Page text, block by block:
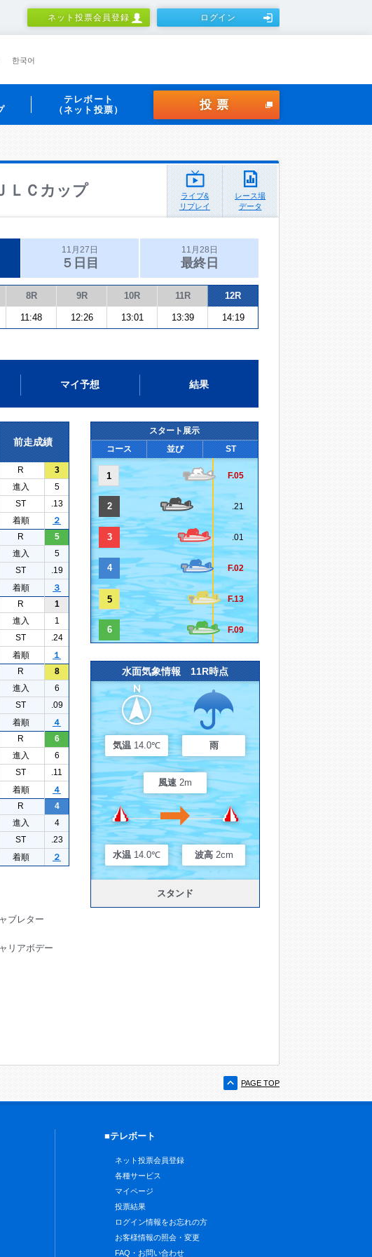
ネット投票会員登録 ログイン
한국어
テレボート
（ネット投票）
投票
ＬＣカップ
ライブ&
リプレイ
レース場
データ
11月27日
５日目
11月28日
最終日
8R 9R 10R 11R 12R
11:48 12:26 13:01 13:39 14:19
マイ予想 結果
前走成績
R
3
進入
5
ST
.13
着順
２
R
5
進入
5
ST
.19
着順
３
R
1
進入
1
ST
.24
着順
１
R
8
進入
6
ST
.09
着順
４
R
6
進入
6
ST
.11
着順
４
R
4
進入
4
ST
.23
着順
２
ブレター
リアボデー
スタート展示
コース
並び ST
1 F.05
2 .21
3 .01
4 F.02
5 F.13
6 F.09
水面気象情報 11R時点
気温 14.0℃ 雨
風速 2m
水温 14.0℃ 波高 2cm
スタンド
PAGE TOP
■テレボート
ネット投票会員登録
各種サービス
マイページ
投票結果
ログイン情報をお忘れの方
お客様情報の照会・変更
FAQ・お問い合わせ